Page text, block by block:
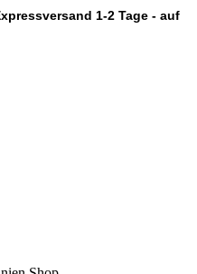
1-2 Tage - auf